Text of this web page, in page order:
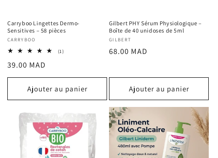
Carryboo Lingettes Dermo-
Sensitives – 58 pièces
Fournisseur :
CARRYBOO
(1)1
Prix
habituel
39.00 MAD
Ajouter au panier
Gilbert PHY Sérum Physiologique –
Boîte de 40 unidoses de 5ml
Fournisseur :
GILBERT
Prix
68.00 MAD
Ajouter au panier